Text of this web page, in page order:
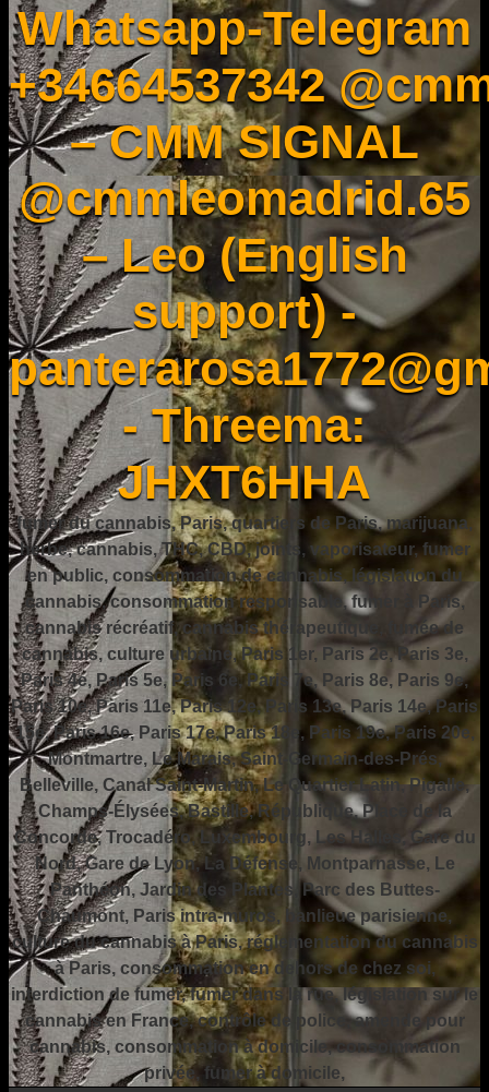
Whatsapp-Telegram
+34664537342
– CMM SIGNAL
@cmmleomadrid.65
– Leo (English
support) -
- Threema:
JHXT6HHA
fumer du cannabis, Paris, quartiers de Paris, marijuana,
herbe, cannabis, THC, CBD, joints, vaporisateur, fumer
en public, consommation de cannabis, législation du
cannabis, consommation responsable, fumer à Paris,
cannabis récréatif, cannabis thérapeutique, fumée de
cannabis, culture urbaine, Paris 1er, Paris 2e, Paris 3e,
Paris 4e, Paris 5e, Paris 6e, Paris 7e, Paris 8e, Paris 9e,
Paris 10e, Paris 11e, Paris 12e, Paris 13e, Paris 14e, Paris
15e, Paris 16e, Paris 17e, Paris 18e, Paris 19e, Paris 20e,
Montmartre, Le Marais, Saint-Germain-des-Prés,
Belleville, Canal Saint-Martin, Le Quartier Latin, Pigalle,
Champs-Élysées, Bastille, République, Place de la
Concorde, Trocadéro, Luxembourg, Les Halles, Gare du
Nord, Gare de Lyon, La Défense, Montparnasse, Le
Panthéon, Jardin des Plantes, Parc des Buttes-
Chaumont, Paris intra-muros, banlieue parisienne,
culture du cannabis à Paris, réglementation du cannabis
à Paris, consommation en dehors de chez soi,
interdiction de fumer, fumer dans la rue, législation sur le
cannabis en France, contrôle de police, amende pour
cannabis, consommation à domicile, consommation
privée, fumer à domicile,